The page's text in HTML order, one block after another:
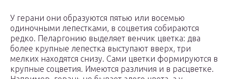
У герани они образуются пятью или восемью
одиночными лепестками, в соцветия собираются
редко. Пеларгонию выделяет венчик цветка: два
более крупные лепестка выступают вверх, три
мелких находятся снизу. Сами цветки формируются в
крупные соцветия. Имеются различия и в расцветке.